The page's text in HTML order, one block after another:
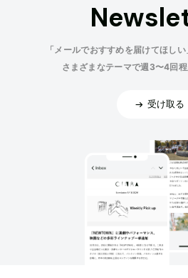
「メールでおすすめを届けてほしい
さまざまなテーマで週3〜4回程
受け取る